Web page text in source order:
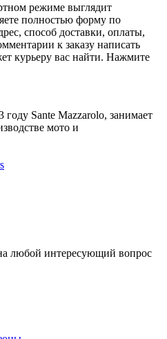
режиме выглядит
полностью форму по
способ доставки, оплаты,
к заказу написать
курьеру вас найти. Нажмите
Sante Mazzarolo, занимает
мото и
любой интересующий вопрос